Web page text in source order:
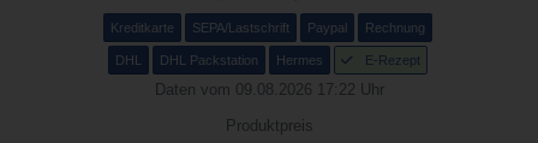
Kreditkarte SEPA/Lastschrift Paypal Rechnung
DHL DHL Packstation Hermes E-Rezept
Daten vom 09.08.2026 17:22 Uhr
Produktpreis